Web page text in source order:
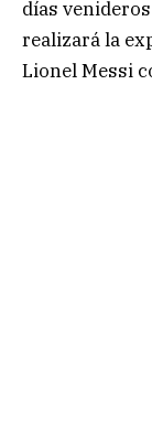
días
realizará la
Lionel Messi